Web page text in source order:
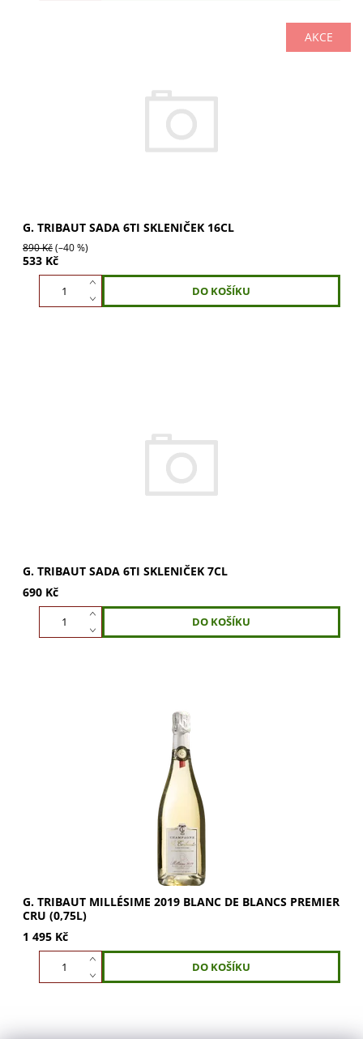
AKCE
restaurace. Získejte kvalitu a styl....
G. TRIBAUT SADA 6TI SKLENIČEK 16CL
890 Kč(–40 %)
533 Kč
zaručují dokonalý zážitek při každém...
G. TRIBAUT SADA 6TI SKLENIČEK 7CL
690 Kč
Připravte se na explozi chutí a vůní, které probudí vaše
smysly. Ročníkové šampaňské G.Tribaut Blanc de Blancs
2019 z Hautvillers se vyznačuje...
G. TRIBAUT MILLÉSIME 2019 BLANC DE BLANCS PREMIER
CRU (0,75L)
1 495 Kč